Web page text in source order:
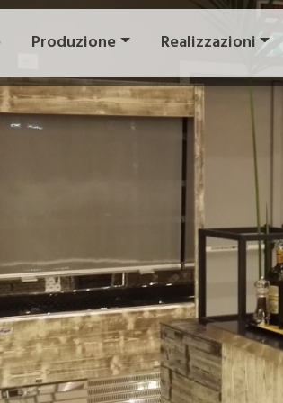
Produzione Realizzazioni